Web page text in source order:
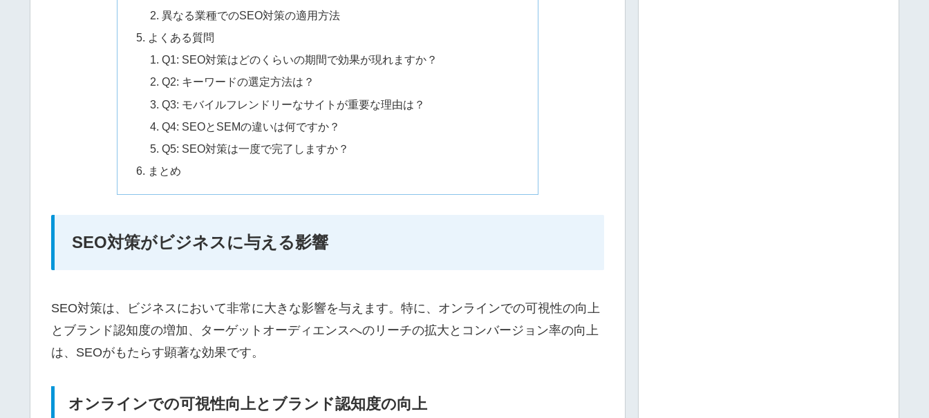
異なる業種でのSEO対策の適用方法
よくある質問
Q1: SEO対策はどのくらいの期間で効果が現れますか？
Q2: キーワードの選定方法は？
Q3: モバイルフレンドリーなサイトが重要な理由は？
Q4: SEOとSEMの違いは何ですか？
Q5: SEO対策は一度で完了しますか？
まとめ
SEO対策がビジネスに与える影響
SEO対策は、ビジネスにおいて非常に大きな影響を与えます。特に、オンラインでの可視性の向上
とブランド認知度の増加、ターゲットオーディエンスへのリーチの拡大とコンバージョン率の向上
は、SEOがもたらす顕著な効果です。
オンラインでの可視性向上とブランド認知度の向上